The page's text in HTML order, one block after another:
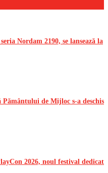
Nordam 2190, se lansează la
de Mijloc s-a deschis
2026, noul festival dedicat